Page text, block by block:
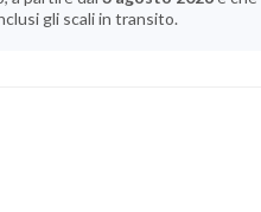
gli scali in transito.